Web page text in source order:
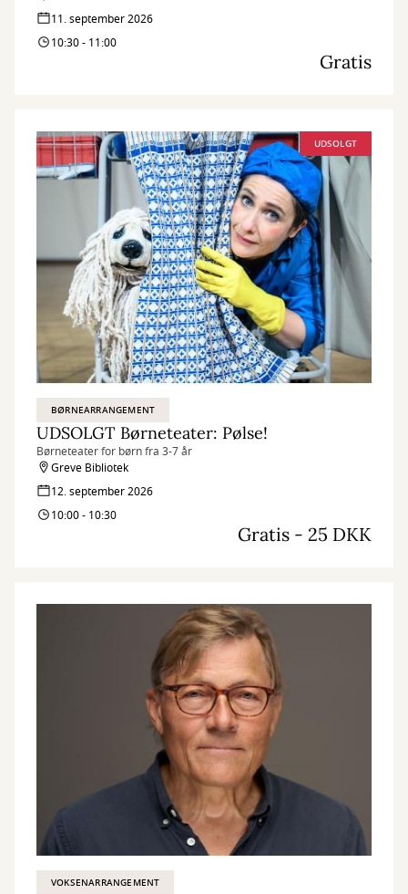
11. september 2026
10:30 - 11:00
Gratis
UDSOLGT
BØRNEARRANGEMENT
UDSOLGT Børneteater: Pølse!
Børneteater for børn fra 3-7 år
Greve Bibliotek
12. september 2026
10:00 - 10:30
Gratis - 25 DKK
VOKSENARRANGEMENT